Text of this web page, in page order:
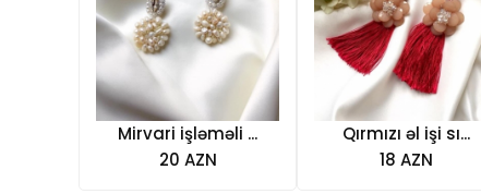
Mirvari işləməli ...
20 AZN
Qırmızı əl işi sı...
18 AZN